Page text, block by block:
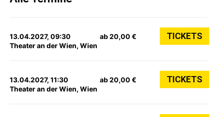
13.04.2027, 09:30
Theater an der Wien, Wien
ab 20,00 € TICKETS
13.04.2027, 11:30
Theater an der Wien, Wien
ab 20,00 € TICKETS